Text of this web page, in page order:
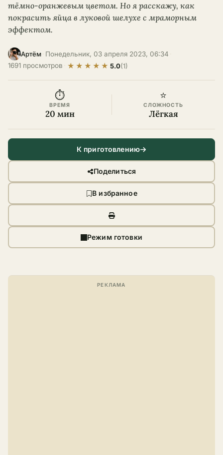
тёмно-оранжевым цветом. Но я расскажу, как
покрасить яйца в луковой шелухе с мраморным
эффектом.
Артём Понедельник, 03 апреля 2023, 06:34
1691 просмотров
★ ★ ★ ★ ★ 5.0(1)
⏱
ВРЕМЯ
20 мин
⭐
СЛОЖНОСТЬ
Лёгкая
К приготовлению
Поделиться
В избранное
Режим готовки